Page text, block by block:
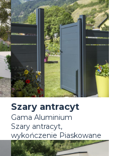
Szary antracyt
Gama Aluminium
Szary antracyt,
wykończenie Piaskowane